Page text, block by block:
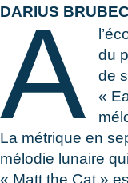
DARIUS
A
du
de
«
La métrique en
mélodie lunaire
« Matt the Cat »